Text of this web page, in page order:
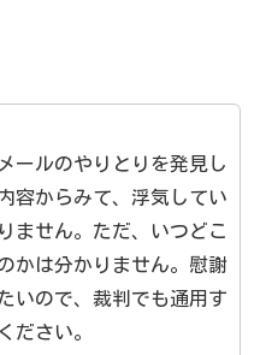
ールのやりとりを発見し
容からみて、浮気してい
ません。ただ、いつどこ
かは分かりません。慰謝
いので、裁判でも通用す
ださい。